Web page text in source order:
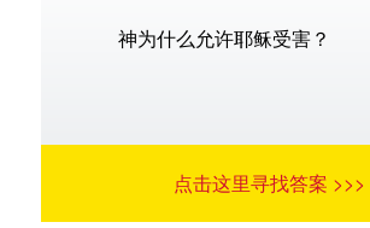
神为什么允许耶稣受害？
点击这里寻找答案 >>>